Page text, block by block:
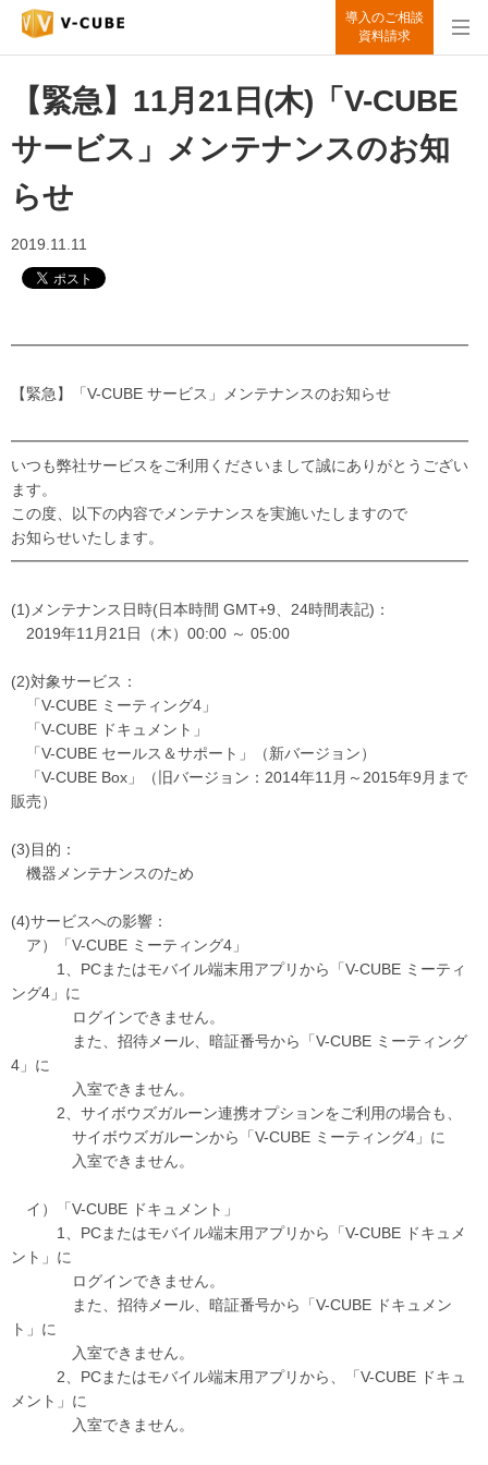
導入のご相談
資料請求
【緊急】11月21日(木)「V-CUBE
サービス」メンテナンスのお知
らせ
2019.11.11
━━━━━━━━━━━━━━━━━━━━━━━━━━━━━━
【緊急】「V-CUBE サービス」メンテナンスのお知らせ
━━━━━━━━━━━━━━━━━━━━━━━━━━━━━━
いつも弊社サービスをご利用くださいまして誠にありがとうござい
ます。
この度、以下の内容でメンテナンスを実施いたしますので
お知らせいたします。
━━━━━━━━━━━━━━━━━━━━━━━━━━━━━━
(1)メンテナンス日時(日本時間 GMT+9、24時間表記)：
2019年11月21日（木）00:00 ～ 05:00
(2)対象サービス：
「V-CUBE ミーティング4」
「V-CUBE ドキュメント」
「V-CUBE セールス＆サポート」（新バージョン）
「V-CUBE Box」（旧バージョン：2014年11月～2015年9月まで
販売）
(3)目的：
機器メンテナンスのため
(4)サービスへの影響：
ア）「V-CUBE ミーティング4」
1、PCまたはモバイル端末用アプリから「V-CUBE ミーティ
ング4」に
ログインできません。
また、招待メール、暗証番号から「V-CUBE ミーティング
4」に
入室できません。
2、サイボウズガルーン連携オプションをご利用の場合も、
サイボウズガルーンから「V-CUBE ミーティング4」に
入室できません。
イ）「V-CUBE ドキュメント」
1、PCまたはモバイル端末用アプリから「V-CUBE ドキュメ
ント」に
ログインできません。
また、招待メール、暗証番号から「V-CUBE ドキュメン
ト」に
入室できません。
2、PCまたはモバイル端末用アプリから、「V-CUBE ドキュ
メント」に
入室できません。